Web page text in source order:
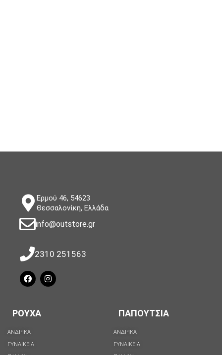
Ερμού 46, 54623
Θεσσαλονίκη, Ελλάδα
info@outstore.gr
2310 251563
ΡΟΥΧΑ
ΑΝΔΡΙΚΑ
ΓΥΝΑΙΚΕΙΑ
ΠΑΠΟΥΤΣΙΑ
ΑΝΔΡΙΚΑ
ΓΥΝΑΙΚΕΙΑ